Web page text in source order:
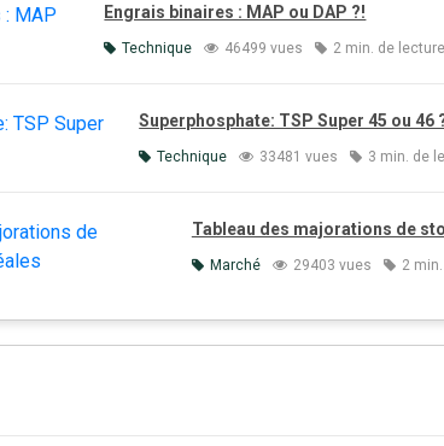
Engrais binaires : MAP ou DAP ?!
Technique 46499 vues 2 min. de lecture
Superphosphate: TSP Super 45 ou 46
Technique 33481 vues 3 min. de
Tableau des majorations de
Marché 29403 vues 2